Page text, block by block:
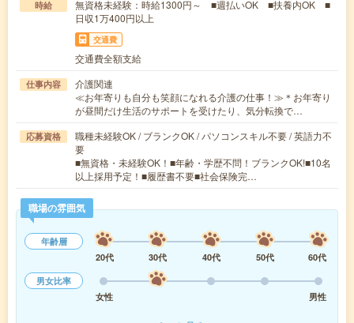
時給
無資格未経験：時給1300円～ ■週払いOK ■扶養内OK ■
日収1万400円以上
交通費
交通費全額支給
仕事内容
介護関連
≪お年寄りも自分も笑顔になれる介護の仕事！≫＊お年寄り
が昼間だけ生活のサポートを受けたり、気分転換で…
応募資格
職種未経験OK / ブランクOK / パソコンスキル不要 / 英語力不
要
■無資格・未経験OK！■年齢・学歴不問！ブランクOK!■10名
以上採用予定！■履歴書不要■社会保険完…
職場の雰囲気
年齢層
20代
30代 40代 50代
60代
男女比率
女性
男性